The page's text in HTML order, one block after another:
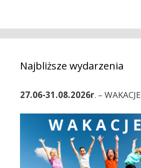
Najbliższe wydarzenia
27.06-31.08.2026r. – WAKACJE